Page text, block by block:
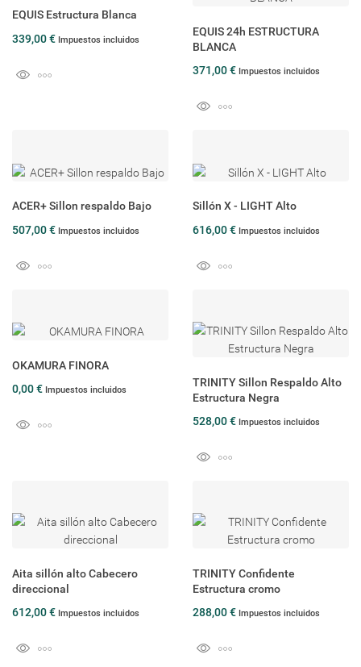
EQUIS Estructura Blanca
339,00 € Impuestos incluidos
EQUIS 24h ESTRUCTURA
BLANCA
371,00 € Impuestos incluidos
ACER+ Sillon respaldo Bajo
507,00 € Impuestos incluidos
Sillón X - LIGHT Alto
616,00 € Impuestos incluidos
OKAMURA FINORA
0,00 € Impuestos incluidos
TRINITY Sillon Respaldo Alto
Estructura Negra
528,00 € Impuestos incluidos
Aita sillón alto Cabecero
direccional
612,00 € Impuestos incluidos
TRINITY Confidente
Estructura cromo
288,00 € Impuestos incluidos